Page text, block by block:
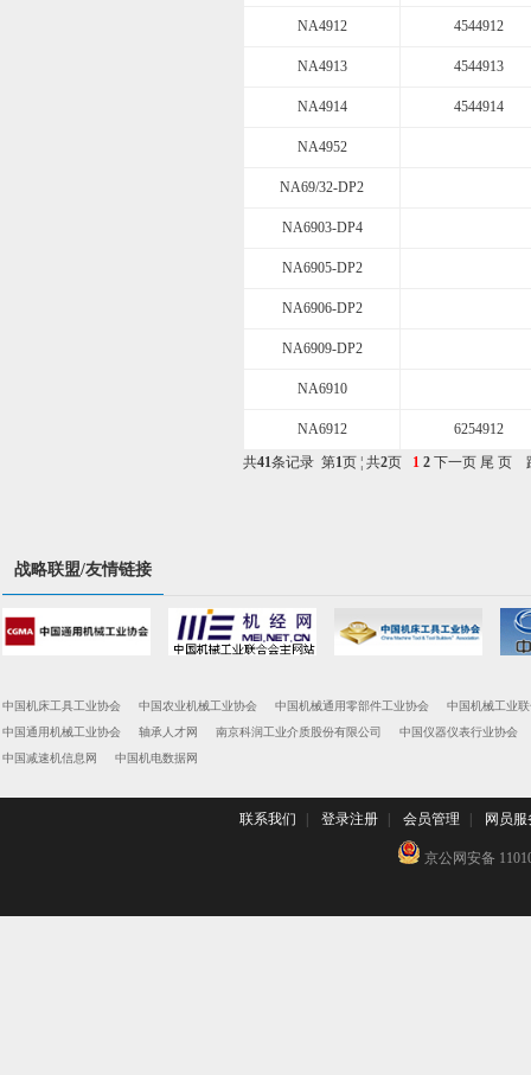
NA4912 4544912
NA4913 4544913
NA4914 4544914
NA4952
NA69/32-DP2
NA6903-DP4
NA6905-DP2
NA6906-DP2
NA6909-DP2
NA6910
NA6912
6254912
共41条记录 第1页 ¦ 共2页 1 2 下一页 尾 页
战略联盟/友情链接
中国机床工具工业协会 中国农业机械工业协会 中国机械通用零部件工业协会
中国机械工业
中国通用机械工业协会
轴承人才网 南京科润工业介质股份有限公司
中国仪器仪表行业协会
中国减速机信息网
中国机电数据网
联系我们 登录注册 会员管理 网员服
京公网安备